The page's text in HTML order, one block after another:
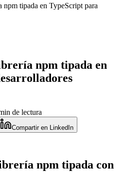
npm tipada en TypeScript para
npm tipada en
de lectura
Compartir en LinkedIn
npm tipada con